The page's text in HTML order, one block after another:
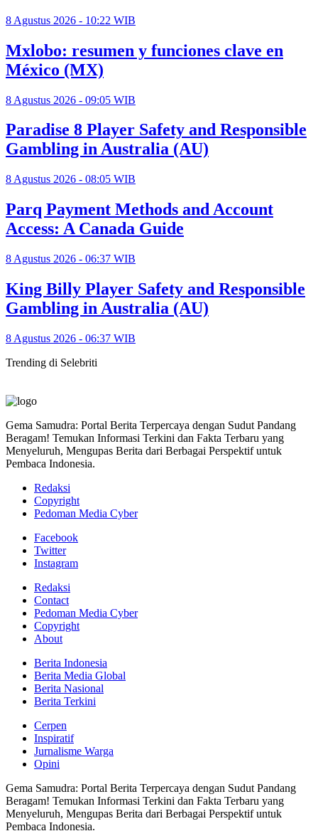
8 Agustus 2026 - 10:22 WIB
Mxlobo: resumen y funciones clave en
México (MX)
8 Agustus 2026 - 09:05 WIB
Paradise 8 Player Safety and Responsible
Gambling in Australia (AU)
8 Agustus 2026 - 08:05 WIB
Parq Payment Methods and Account
Access: A Canada Guide
8 Agustus 2026 - 06:37 WIB
King Billy Player Safety and Responsible
Gambling in Australia (AU)
8 Agustus 2026 - 06:37 WIB
Trending di Selebriti
Gema Samudra: Portal Berita Terpercaya dengan Sudut Pandang
Beragam! Temukan Informasi Terkini dan Fakta Terbaru yang
Menyeluruh, Mengupas Berita dari Berbagai Perspektif untuk
Pembaca Indonesia.
Redaksi
Copyright
Pedoman Media Cyber
Facebook
Twitter
Instagram
Redaksi
Contact
Pedoman Media Cyber
Copyright
About
Berita Indonesia
Berita Media Global
Berita Nasional
Berita Terkini
Cerpen
Inspiratif
Jurnalisme Warga
Opini
Gema Samudra: Portal Berita Terpercaya dengan Sudut Pandang
Beragam! Temukan Informasi Terkini dan Fakta Terbaru yang
Menyeluruh, Mengupas Berita dari Berbagai Perspektif untuk
Pembaca Indonesia.